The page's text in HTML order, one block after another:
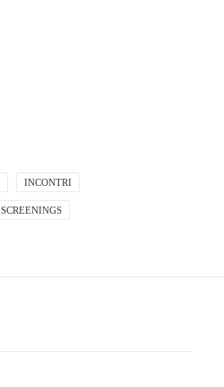
INCONTRI
SCREENINGS